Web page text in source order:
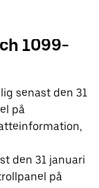
1099-
senast den 31
på
den 31 januari
på